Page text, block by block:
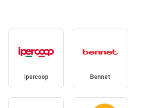
Ipercoop Bennet